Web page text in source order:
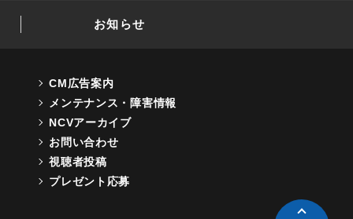
お知らせ
CM広告案内
メンテナンス・障害情報
NCVアーカイブ
お問い合わせ
視聴者投稿
プレゼント応募